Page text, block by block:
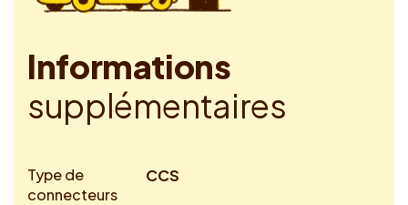
Informations
supplémentaires
Type de
connecteurs
CCS